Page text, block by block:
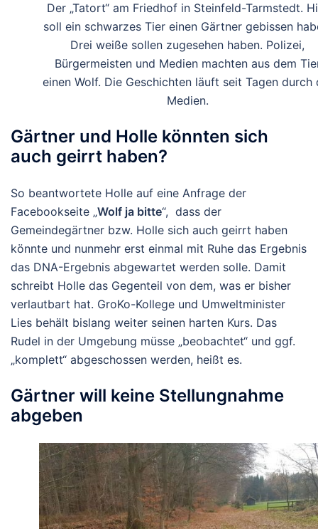
Der „Tatort“ am Friedhof in Steinfeld-Tarmstedt.
soll ein schwarzes Tier einen Gärtner gebissen
Drei weiße sollen zugesehen haben. Polizei,
Bürgermeisten und Medien machten aus dem
einen Wolf. Die Geschichten läuft seit Tagen durch
Medien.
Gärtner und Holle könnten sich
auch geirrt haben?
So beantwortete Holle auf eine Anfrage der
Facebookseite „Wolf ja bitte“, dass der
Gemeindegärtner bzw. Holle sich auch geirrt haben
könnte und nunmehr erst einmal mit Ruhe das Ergebnis
das DNA-Ergebnis abgewartet werden solle. Damit
schreibt Holle das Gegenteil von dem, was er bisher
verlautbart hat. GroKo-Kollege und Umweltminister
Lies behält bislang weiter seinen harten Kurs. Das
Rudel in der Umgebung müsse „beobachtet“ und ggf.
„komplett“ abgeschossen werden, heißt es.
Gärtner will keine Stellungnahme
abgeben